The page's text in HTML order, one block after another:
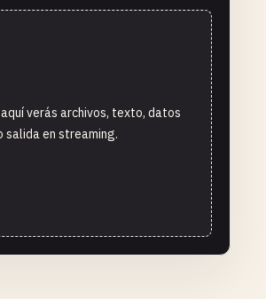
verás archivos, texto, datos
salida en streaming.